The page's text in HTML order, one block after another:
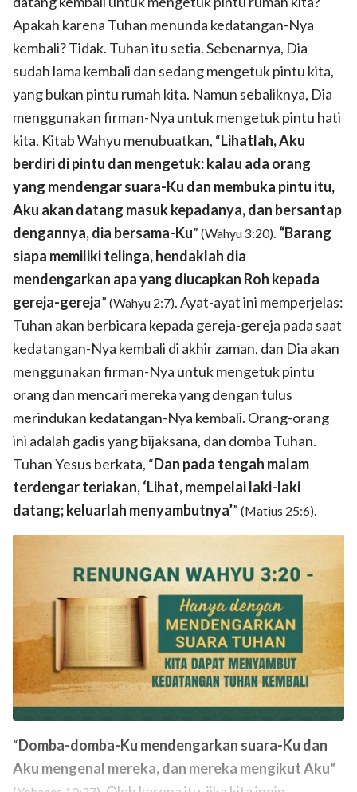
Apakah karena Tuhan menunda kedatangan-Nya
kembali? Tidak. Tuhan itu setia. Sebenarnya, Dia
sudah lama kembali dan sedang mengetuk pintu kita,
yang bukan pintu rumah kita. Namun sebaliknya, Dia
menggunakan firman-Nya untuk mengetuk pintu hati
kita. Kitab Wahyu menubuatkan, “Lihatlah, Aku
berdiri di pintu dan mengetuk: kalau ada orang
yang mendengar suara-Ku dan membuka pintu itu,
Aku akan datang masuk kepadanya, dan bersantap
dengannya, dia bersama-Ku” (Wahyu 3:20). “Barang
siapa memiliki telinga, hendaklah dia
mendengarkan apa yang diucapkan Roh kepada
gereja-gereja” (Wahyu 2:7). Ayat-ayat ini memperjelas:
Tuhan akan berbicara kepada gereja-gereja pada saat
kedatangan-Nya kembali di akhir zaman, dan Dia akan
menggunakan firman-Nya untuk mengetuk pintu
orang dan mencari mereka yang dengan tulus
merindukan kedatangan-Nya kembali. Orang-orang
ini adalah gadis yang bijaksana, dan domba Tuhan.
Tuhan Yesus berkata, “Dan pada tengah malam
terdengar teriakan, ‘Lihat, mempelai laki-laki
datang; keluarlah menyambutnya’” (Matius 25:6).
“Domba-domba-Ku mendengarkan suara-Ku dan
Aku mengenal mereka, dan mereka mengikut Aku”